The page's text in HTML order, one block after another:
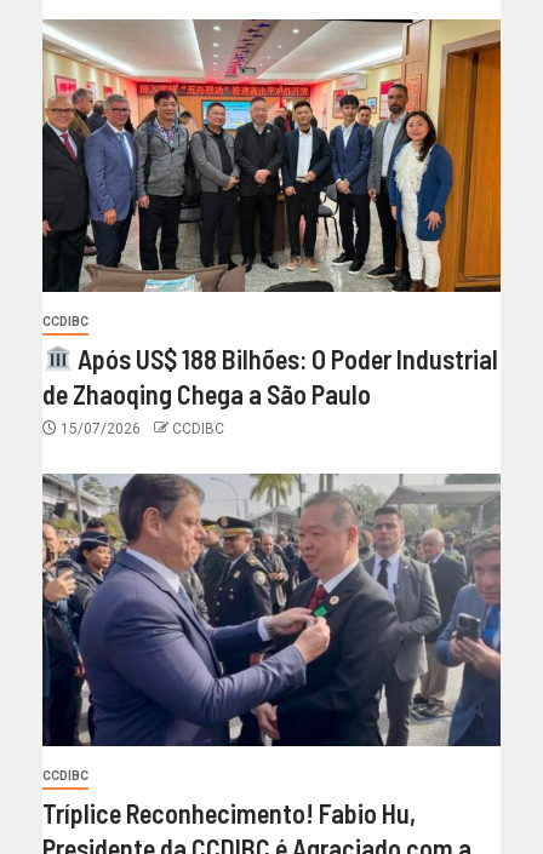
CCDIBC
Após US$ 188 Bilhões: O Poder Industrial
de Zhaoqing Chega a São Paulo
15/07/2026 CCDIBC
CCDIBC
Tríplice Reconhecimento! Fabio Hu,